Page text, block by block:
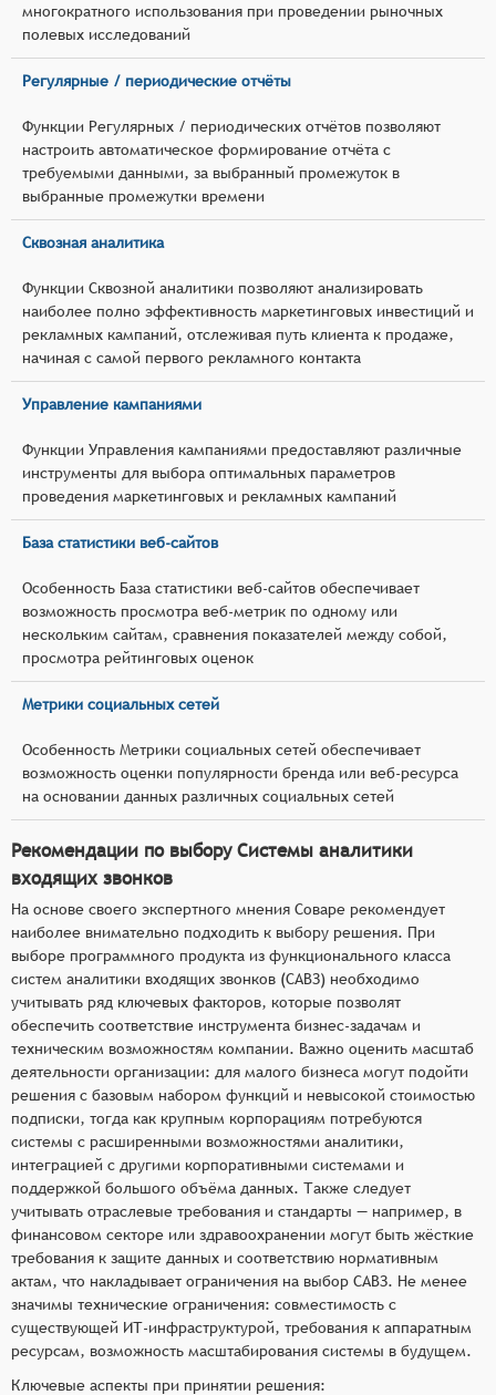
многократного использования при проведении рыночных
полевых исследований
Регулярные / периодические отчёты
Функции Регулярных / периодических отчётов позволяют
настроить автоматическое формирование отчёта с
требуемыми данными, за выбранный промежуток в
выбранные промежутки времени
Сквозная аналитика
Функции Сквозной аналитики позволяют анализировать
наиболее полно эффективность маркетинговых инвестиций и
рекламных кампаний, отслеживая путь клиента к продаже,
начиная с самой первого рекламного контакта
Управление кампаниями
Функции Управления кампаниями предоставляют различные
инструменты для выбора оптимальных параметров
проведения маркетинговых и рекламных кампаний
База статистики веб-сайтов
Особенность База статистики веб-сайтов обеспечивает
возможность просмотра веб-метрик по одному или
нескольким сайтам, сравнения показателей между собой,
просмотра рейтинговых оценок
Метрики социальных сетей
Особенность Метрики социальных сетей обеспечивает
возможность оценки популярности бренда или веб-ресурса
на основании данных различных социальных сетей
Рекомендации по выбору Системы аналитики
входящих звонков
На основе своего экспертного мнения Соваре рекомендует
наиболее внимательно подходить к выбору решения. При
выборе программного продукта из функционального класса
систем аналитики входящих звонков (САВЗ) необходимо
учитывать ряд ключевых факторов, которые позволят
обеспечить соответствие инструмента бизнес-задачам и
техническим возможностям компании. Важно оценить масштаб
деятельности организации: для малого бизнеса могут подойти
решения с базовым набором функций и невысокой стоимостью
подписки, тогда как крупным корпорациям потребуются
системы с расширенными возможностями аналитики,
интеграцией с другими корпоративными системами и
поддержкой большого объёма данных. Также следует
учитывать отраслевые требования и стандарты — например, в
финансовом секторе или здравоохранении могут быть жёсткие
требования к защите данных и соответствию нормативным
актам, что накладывает ограничения на выбор САВЗ. Не менее
значимы технические ограничения: совместимость с
существующей ИТ-инфраструктурой, требования к аппаратным
ресурсам, возможность масштабирования системы в будущем.
Ключевые аспекты при принятии решения: